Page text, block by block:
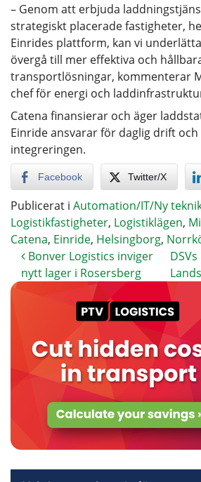
– Genom att erbjuda
strategiskt placerade fastigheter,
Einrides plattform, kan vi
övergå till mer effektiva och
transportlösningar, kommenterar
chef för energi och
Catena finansierar och äger
Einride ansvarar för daglig drift
integreringen.
Facebook Twitter/X
Publicerat i Automation/IT/Ny
Logistikfastigheter, Logistiklägen,
Catena, Einride, Helsingborg,
Bonver Logistics inviger
nytt lager i Rosersberg